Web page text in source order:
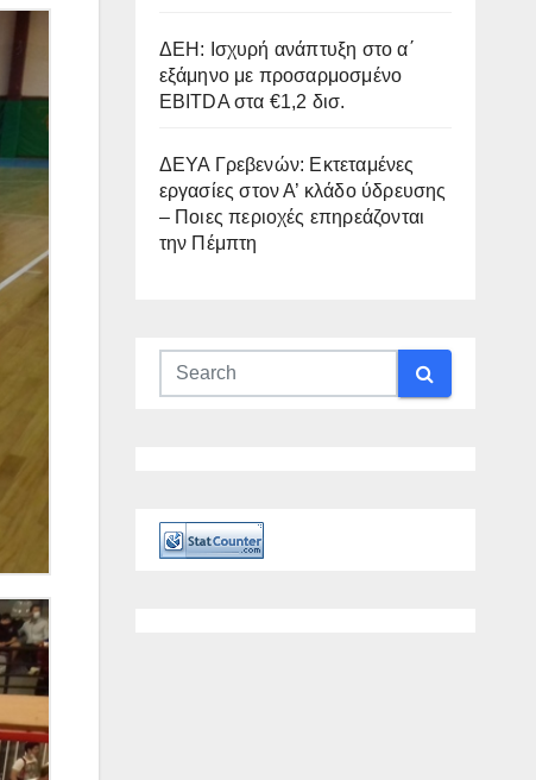
ΔΕΗ: Ισχυρή ανάπτυξη στο α΄
εξάμηνο με προσαρμοσμένο
EBITDA στα €1,2 δισ.
ΔΕΥΑ Γρεβενών: Εκτεταμένες
εργασίες στον Α’ κλάδο ύδρευσης
– Ποιες περιοχές επηρεάζονται
την Πέμπτη